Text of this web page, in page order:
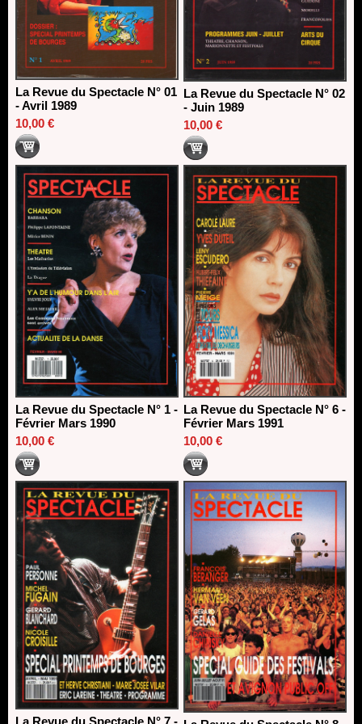
La Revue du Spectacle N° 01
- Avril 1989
10,00 €
La Revue du Spectacle N° 02
- Juin 1989
10,00 €
La Revue du Spectacle N° 1 -
Février Mars 1990
10,00 €
La Revue du Spectacle N° 6 -
Février Mars 1991
10,00 €